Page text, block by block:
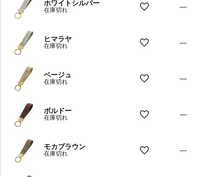
ホワイトシルバー
在庫切れ —
ヒマラヤ
在庫切れ —
ベージュ
在庫切れ —
ボルドー
在庫切れ —
モカブラウン
在庫切れ —